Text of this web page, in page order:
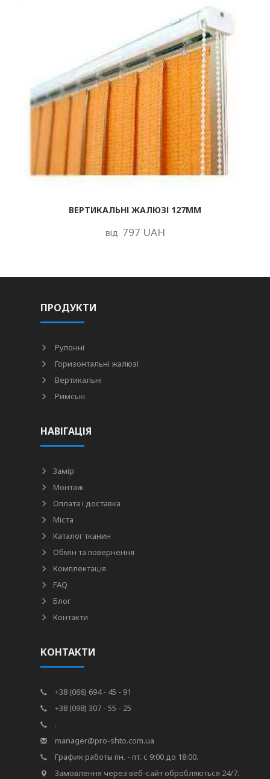
ВЕРТИКАЛЬНІ ЖАЛЮЗІ 127ММ
від 797 UAH
ПРОДУКТИ
Рулонні
Горизонтальні жалюзі
Вертикальні
Римські
НАВІГАЦІЯ
Замір
Монтаж
Оплата і доставка
Міста
Каталог тканин
Обмін та повернення
Комплектація
FAQ
Блог
Контакти
КОНТАКТИ
+38 (066) 694 - 45 - 91
+38 (098) 307 - 55 - 25
.
manager@pro-shto.com.ua
График работы пн. - пт. с 9:00 до 18:00.
Замовлення через веб-сайт обробляються 24/7.